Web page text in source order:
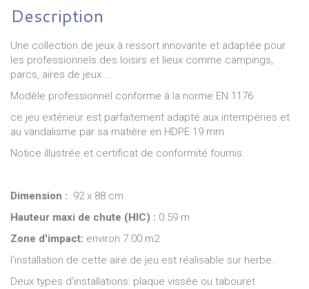
Description
Une collection de jeux à ressort innovante et adaptée pour
les professionnels des loisirs et lieux comme campings,
parcs, aires de jeux ...
Modèle professionnel conforme à la norme EN 1176
ce jeu extérieur est parfaitement adapté aux intempéries et
au vandalisme par sa matière en HDPE 19 mm
Notice illustrée et certificat de conformité fournis.
Dimension : 92 x 88 cm
Hauteur maxi de chute (HIC) : 0.59 m
Zone d'impact: environ 7.00 m2
l'installation de cette aire de jeu est réalisable sur herbe.
Deux types d'installations: plaque vissée ou tabouret